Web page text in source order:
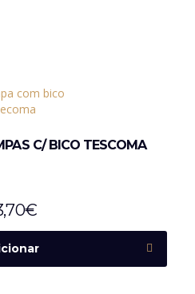
C/ BICO TESCOMA
€